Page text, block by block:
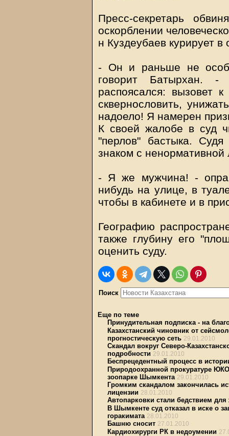
Пресс-секретарь
оскорблении
н Куздеубаев курирует в
- Он и раньше не
говорит Батырхан.
распоясался: вызовет
сквернословить,
надоело! Я намерен
К своей жалобе в суд
"перлов" бастыка.
знаком с ненормативной
- Я же мужчина! -
нибудь на улице, в
чтобы в кабинете и в
Географию
также глубину его
оценить суду.
Поиск
Еще по теме
Принудительная подписка - на
Казахстанский чиновник от
прогностическую сеть 29.01.2010
Скандал вокруг Северо-
подробности 29.01.2010
Беспрецедентный процесс в
Природоохранной прокуратуре
зоопарке Шымкента 29.01.2010
Громким скандалом закончилась
лицензии 28.01.2010
Автопарковки стали бедствием
В Шымкенте суд отказал в иске о
горакимата 28.01.2010
Башню сносит 27.01.2010
Кардиохирурги РК в недоумении